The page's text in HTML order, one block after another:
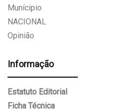
Munícipio
NACIONAL
Opinião
Informação
Estatuto Editorial
Ficha Técnica